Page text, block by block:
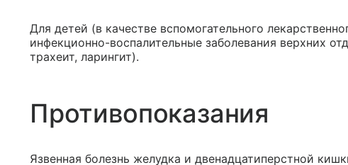
Для детей (в качестве вспомогательного
инфекционно-воспалительные заболевания верхних
трахеит, ларингит).
Противопоказания
Язвенная болезнь желудка и двенадцатиперстной